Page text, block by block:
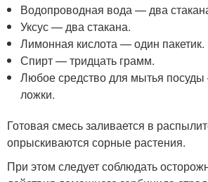
Водопроводная вода — два
Уксус — два стакана.
Лимонная кислота — один пакетик.
Спирт — тридцать грамм.
Любое средство для мытья
ложки.
Готовая смесь заливается в
опрыскиваются сорные растения.
При этом следует соблюдать